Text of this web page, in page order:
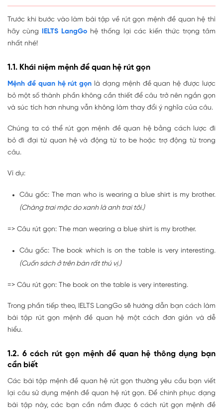
Trước khi bước vào làm bài tập về rút gọn mệnh đề quan hệ thì
hãy cùng
IELTS LangGo hệ thống lại các kiến thức trọng tâm
nhất nhé!
1.1. Khái niệm mệnh đề quan hệ rút gọn
Mệnh đề quan hệ rút gọn là dạng mệnh đề quan hệ được lược
bỏ một số thành phần không cần thiết để câu trở nên ngắn gọn
và súc tích hơn nhưng vẫn không làm thay đổi ý nghĩa của câu.
Chúng ta có thể rút gọn mệnh đề quan hệ bằng cách lược đi
bỏ đi đại từ quan hệ và động từ to be hoặc trợ động từ trong
câu.
Ví dụ:
Câu gốc: The man who is wearing a blue shirt is my brother.
(Chàng trai mặc áo xanh là anh trai tôi.)
=> Câu rút gọn: The man wearing a blue shirt is my brother.
Câu gốc: The book which is on the table is very interesting.
(Cuốn sách ở trên bàn rất thú vị.)
=> Câu rút gọn: The book on the table is very interesting.
Trong phần tiếp theo, IELTS LangGo sẽ hướng dẫn bạn cách làm
bài tập rút gọn mệnh đề quan hệ một cách đơn giản và dễ
hiểu.
1.2. 6 cách rút gọn mệnh đề quan hệ thông dụng bạn
cần biết
Các bài tập mệnh đề quan hệ rút gọn thường yêu cầu bạn viết
lại câu sử dụng mệnh đề quan hệ rút gọn. Để chinh phục dạng
bài tập này, các bạn cần nắm được 6 cách rút gọn mệnh đề